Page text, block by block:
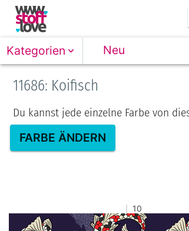
Kategorien Neu
11686: Koifisch
Du kannst jede einzelne Farbe von
FARBE ÄNDERN